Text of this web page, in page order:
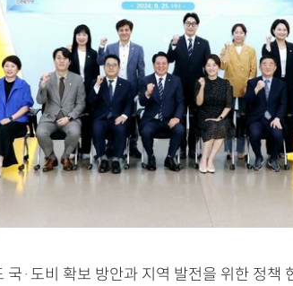
국·도비 확보 방안과 지역 발전을 위한 정책